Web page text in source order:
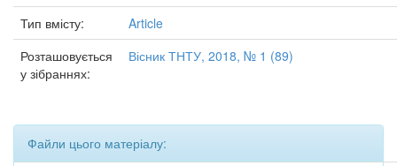
Тип вмісту:
Article
Розташовується
у зібраннях:
Вісник ТНТУ, 2018, № 1 (89)
Файли цього матеріалу: